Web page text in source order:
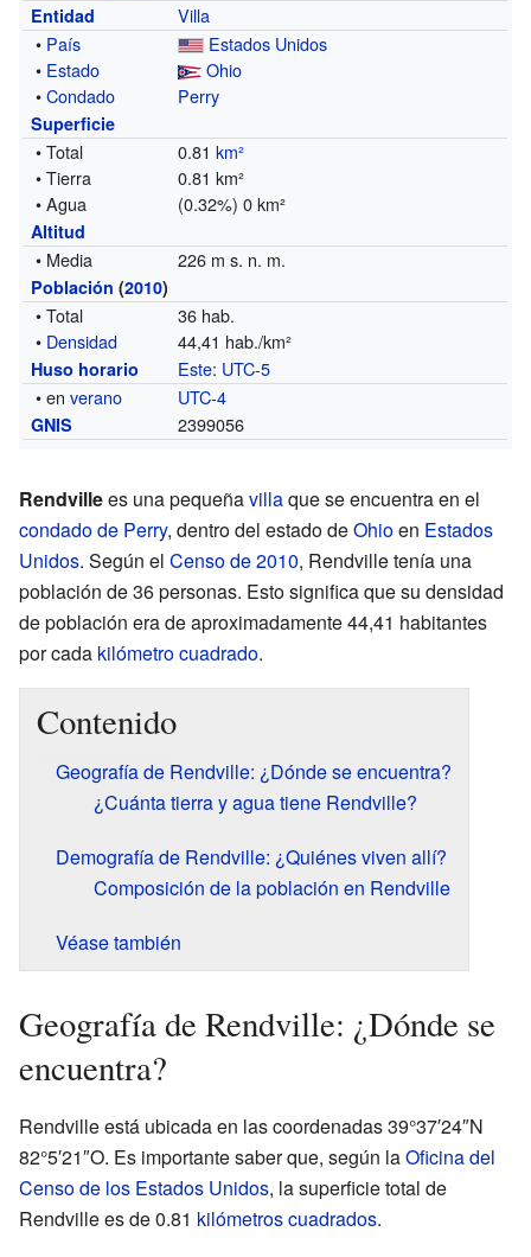
Entidad
Villa
• País
Estados Unidos
• Estado
Ohio
•Condado Perry
Superficie
• Total 0.81km²
• Tierra
0.81 km²
• Agua
(0.32%) 0 km²
Altitud
• Media 226 m s. n. m.
Población (2010)
• Total
36 hab.
• Densidad 44,41 hab./km²
Huso horario Este: UTC-5
• enverano UTC-4
GNIS 2399056
Rendvillees una pequeñavillaque se encuentra en el
condado de Perry, dentro del estado deOhioen Estados
Unidos. Según el Censo de 2010, Rendville tenía una
población de 36 personas. Esto significa que su densidad
de población era de aproximadamente 44,41 habitantes
por cada kilómetro cuadrado.
Contenido
Geografía de Rendville: ¿Dónde se encuentra?
¿Cuánta tierra y agua tiene Rendville?
Demografía de Rendville: ¿Quiénes viven allí?
Composición de la población en Rendville
Véase también
Geografía de Rendville: ¿Dónde se
encuentra?
Rendville está ubicada en las coordenadas 39°37′24″N
82°5′21″O. Es importante saber que, según laOficina del
Censo de los Estados Unidos, la superficie total de
Rendville es de 0.81 kilómetros cuadrados.